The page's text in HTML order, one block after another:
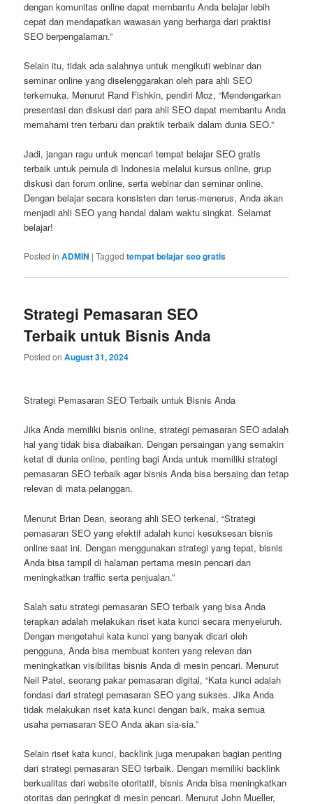
dengan komunitas online dapat membantu Anda belajar lebih
cepat dan mendapatkan wawasan yang berharga dari praktisi
SEO berpengalaman.”
Selain itu, tidak ada salahnya untuk mengikuti webinar dan
seminar online yang diselenggarakan oleh para ahli SEO
terkemuka. Menurut Rand Fishkin, pendiri Moz, “Mendengarkan
presentasi dan diskusi dari para ahli SEO dapat membantu Anda
memahami tren terbaru dan praktik terbaik dalam dunia SEO.”
Jadi, jangan ragu untuk mencari tempat belajar SEO gratis
terbaik untuk pemula di Indonesia melalui kursus online, grup
diskusi dan forum online, serta webinar dan seminar online.
Dengan belajar secara konsisten dan terus-menerus, Anda akan
menjadi ahli SEO yang handal dalam waktu singkat. Selamat
belajar!
Posted in ADMIN |Tagged tempat belajar seo gratis
Strategi Pemasaran SEO
Terbaik untuk Bisnis Anda
Posted onAugust 31, 2024
Strategi Pemasaran SEO Terbaik untuk Bisnis Anda
Jika Anda memiliki bisnis online, strategi pemasaran SEO adalah
hal yang tidak bisa diabaikan. Dengan persaingan yang semakin
ketat di dunia online, penting bagi Anda untuk memiliki strategi
pemasaran SEO terbaik agar bisnis Anda bisa bersaing dan tetap
relevan di mata pelanggan.
Menurut Brian Dean, seorang ahli SEO terkenal, “Strategi
pemasaran SEO yang efektif adalah kunci kesuksesan bisnis
online saat ini. Dengan menggunakan strategi yang tepat, bisnis
Anda bisa tampil di halaman pertama mesin pencari dan
meningkatkan traffic serta penjualan.”
Salah satu strategi pemasaran SEO terbaik yang bisa Anda
terapkan adalah melakukan riset kata kunci secara menyeluruh.
Dengan mengetahui kata kunci yang banyak dicari oleh
pengguna, Anda bisa membuat konten yang relevan dan
meningkatkan visibilitas bisnis Anda di mesin pencari. Menurut
Neil Patel, seorang pakar pemasaran digital, “Kata kunci adalah
fondasi dari strategi pemasaran SEO yang sukses. Jika Anda
tidak melakukan riset kata kunci dengan baik, maka semua
usaha pemasaran SEO Anda akan sia-sia.”
Selain riset kata kunci, backlink juga merupakan bagian penting
dari strategi pemasaran SEO terbaik. Dengan memiliki backlink
berkualitas dari website otoritatif, bisnis Anda bisa meningkatkan
otoritas dan peringkat di mesin pencari. Menurut John Mueller,